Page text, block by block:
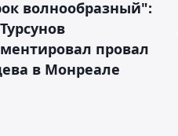
волнообразный":
провал
в Монреале